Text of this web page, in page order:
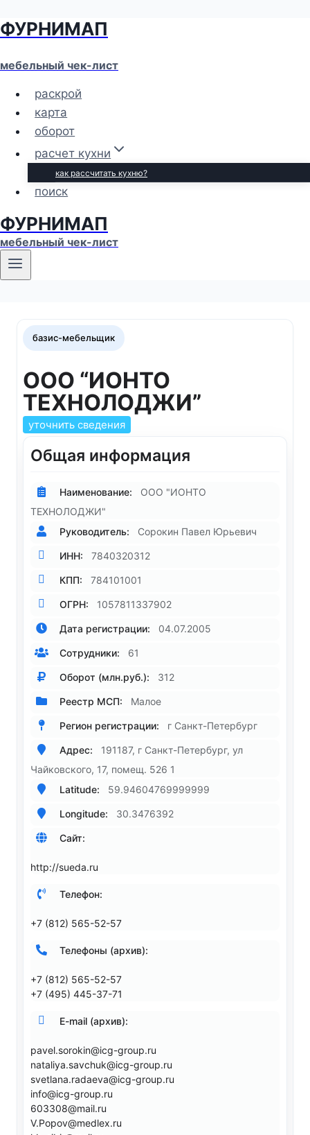
Перейти
содержимому
ФУРНИМАП
мебельный чек-лист
раскрой
карта
оборот
расчет кухни
как рассчитать кухню?
поиск
ФУРНИМАП
мебельный чек-лист
базис-мебельщик
ООО “ИОНТО
ТЕХНОЛОДЖИ”
уточнить сведения
Общая информация
Наименование:
ООО "ИОНТО
ТЕХНОЛОДЖИ"
Руководитель:
Сорокин Павел Юрьевич
ИНН: 7840320312
КПП: 784101001
ОГРН: 1057811337902
Дата регистрации: 04.07.2005
Сотрудники: 61
Оборот (млн.руб.): 312
Реестр МСП: Малое
Регион регистрации: г Санкт-Петербург
Адрес:
191187, г Санкт-Петербург, ул
Чайковского, 17, помещ. 526 1
Latitude:
59.94604769999999
Longitude: 30.3476392
Сайт:
http://sueda.ru
Телефон:
+7 (812) 565-52-57
Телефоны (архив):
+7 (812) 565-52-57
+7 (495) 445-37-71
E-mail (архив):
pavel.sorokin@icg-group.ru
nataliya.savchuk@icg-group.ru
svetlana.radaeva@icg-group.ru
info@icg-group.ru
603308@mail.ru
V.Popov@medlex.ru